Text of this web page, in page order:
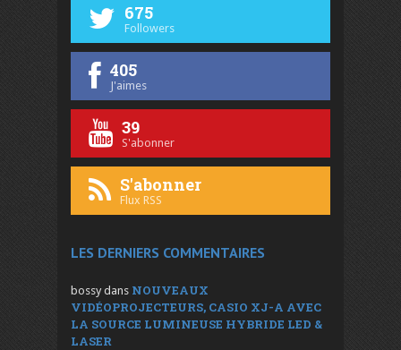
675
Followers
405
J'aimes
39
S'abonner
S'abonner
Flux RSS
LES DERNIERS COMMENTAIRES
bossy dans NOUVEAUX
VIDÉOPROJECTEURS, CASIO XJ-A AVEC
LA SOURCE LUMINEUSE HYBRIDE LED &
LASER